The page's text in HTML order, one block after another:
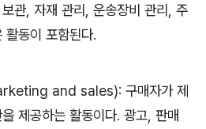
관, 자재 관리 운송장비 관리 주
활동이 포함된다.
and sales): 구매자가 제
제공하는 활동이다. 광고 판매